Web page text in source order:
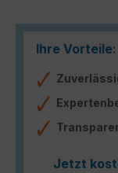
Ihre Vorteile:
Jetzt